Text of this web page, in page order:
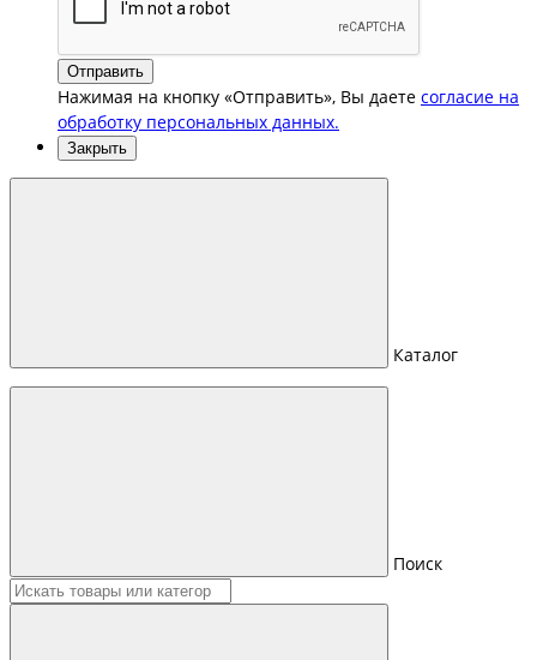
Отправить
Нажимая на кнопку «Отправить», Вы даете согласие на
обработку персональных данных.
Закрыть
Каталог
Поиск